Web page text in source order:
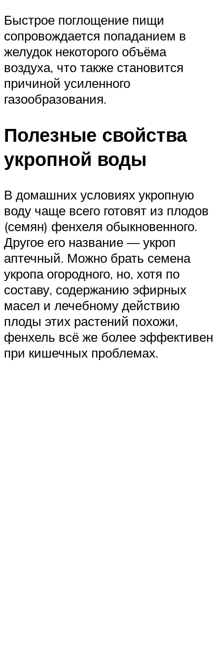
Быстрое поглощение пищи
сопровождается попаданием в
желудок некоторого объёма
воздуха, что также становится
причиной усиленного
газообразования.
Полезные свойства
укропной воды
В домашних условиях укропную
воду чаще всего готовят из плодов
(семян) фенхеля обыкновенного.
Другое его название — укроп
аптечный. Можно брать семена
укропа огородного, но, хотя по
составу, содержанию эфирных
масел и лечебному действию
плоды этих растений похожи,
фенхель всё же более эффективен
при кишечных проблемах.